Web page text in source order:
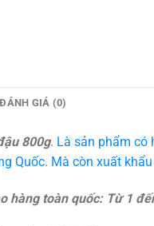
ĐÁNH GIÁ (0)
800g. Là sản phẩm có
Quốc. Mà còn xuất
hàng toàn quốc: Từ 1